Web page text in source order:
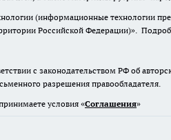
(информационные технологии
Российской Федерации)».
с законодательством РФ об
разрешения правообладателя.
условия «Cоглашения»